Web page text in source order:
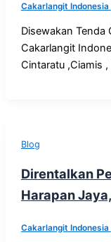
Cakarlangit Indonesia
Disewakan Tenda
Cakarlangit
Cintaratu ,Ciamis
Blog
Direntalkan
Harapan
Cakarlangit Indonesia